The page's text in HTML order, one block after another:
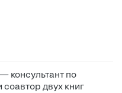
консультант по
двух книг